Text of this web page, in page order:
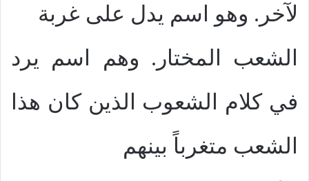
لآخر. وهو اسم يدل على غربة
الشعب المختار. وهم اسم يرد
في كلام الشعوب الذين كان هذا
الشعب متغرباً بينهم